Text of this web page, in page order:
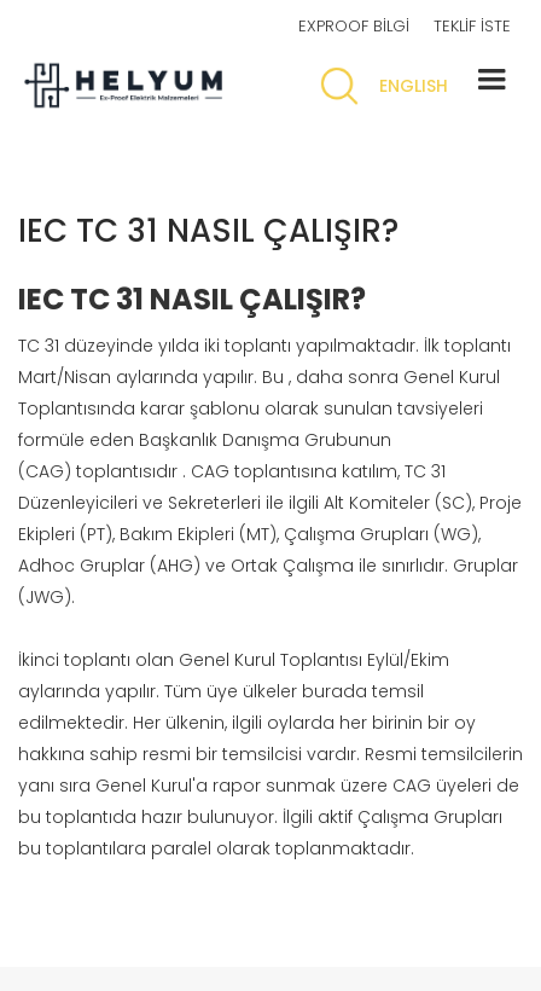
TEKLİF İSTE
EXPROOF BİLGİ
ENGLISH
IEC TC 31 NASIL ÇALIŞIR?
IEC TC 31 NASIL ÇALIŞIR?
TC 31 düzeyinde yılda iki toplantı yapılmaktadır. İlk toplantı
Mart/Nisan aylarında yapılır. Bu , daha sonra Genel Kurul
Toplantısında karar şablonu olarak sunulan tavsiyeleri
formüle eden Başkanlık Danışma Grubunun
(CAG) toplantısıdır . CAG toplantısına katılım, TC 31
Düzenleyicileri ve Sekreterleri ile ilgili Alt Komiteler (SC), Proje
Ekipleri (PT), Bakım Ekipleri (MT), Çalışma Grupları (WG),
Adhoc Gruplar (AHG) ve Ortak Çalışma ile sınırlıdır. Gruplar
(JWG).
İkinci toplantı olan Genel Kurul Toplantısı Eylül/Ekim
aylarında yapılır. Tüm üye ülkeler burada temsil
edilmektedir. Her ülkenin, ilgili oylarda her birinin bir oy
hakkına sahip resmi bir temsilcisi vardır. Resmi temsilcilerin
yanı sıra Genel Kurul'a rapor sunmak üzere CAG üyeleri de
bu toplantıda hazır bulunuyor. İlgili aktif Çalışma Grupları
bu toplantılara paralel olarak toplanmaktadır.